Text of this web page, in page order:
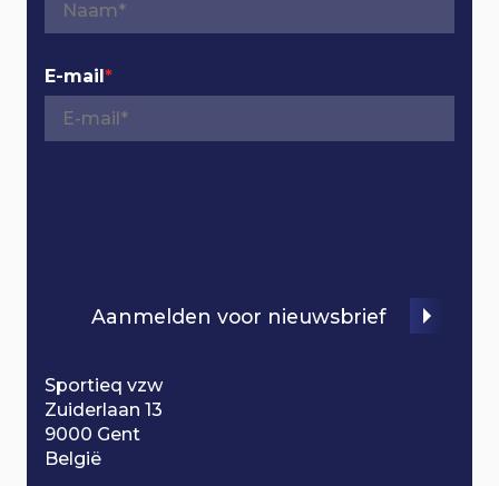
gE-mail*
Aanmelden voor nieuwsbrief
Sportieq vzw
Zuiderlaan 13
9000 Gent
België